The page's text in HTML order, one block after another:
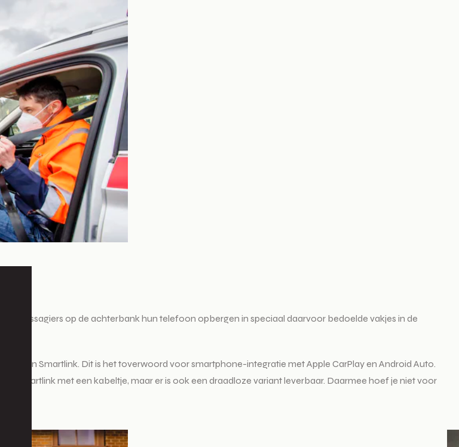
passagiers op de achterbank hun telefoon opbergen in speciaal daarvoor bedoelde vakjes in de
van Smartlink. Dit is het toverwoord voor smartphone-integratie met Apple CarPlay en Android Auto.
Smartlink met een kabeltje, maar er is ook een draadloze variant leverbaar. Daarmee hoef je niet voor